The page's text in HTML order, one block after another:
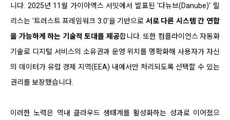
니다. 2025년 11월 가이아엑스 서밋에서 발표된 '다뉴브(Danube)' 릴
리스는 ‘트러스트 프레임워크 3.0’을 기반으로 서로 다른 시스템 간 연합
을 가능하게 하는 기술적 토대를 제공합니다. 또한 컴플라이언스 자동화
기술로 디지털 서비스의 소유권과 운영 위치를 명확화해 사용자가 자신
의 데이터가 유럽 경제 지역(EEA) 내에서만 처리되도록 선택할 수 있는
권리를 보장했습니다.
이러한 노력은 역내 클라우드 생태계를 활성화하는 성과로 이어졌으